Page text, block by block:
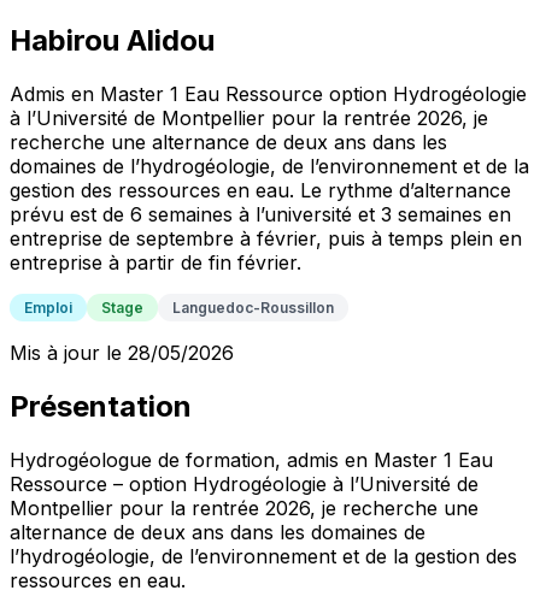
Habirou Alidou
Admis en Master 1 Eau Ressource option Hydrogéologie
à l’Université de Montpellier pour la rentrée 2026, je
recherche une alternance de deux ans dans les
domaines de l’hydrogéologie, de l’environnement et de la
gestion des ressources en eau. Le rythme d’alternance
prévu est de 6 semaines à l’université et 3 semaines en
entreprise de septembre à février, puis à temps plein en
entreprise à partir de fin février.
Emploi Stage Languedoc-Roussillon
Mis à jour le 28/05/2026
Présentation
Hydrogéologue de formation, admis en Master 1 Eau
Ressource – option Hydrogéologie à l’Université de
Montpellier pour la rentrée 2026, je recherche une
alternance de deux ans dans les domaines de
l’hydrogéologie, de l’environnement et de la gestion des
ressources en eau.